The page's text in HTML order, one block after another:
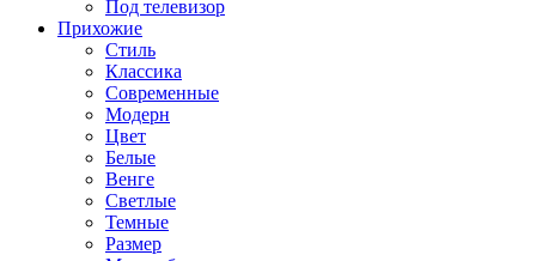
Под телевизор
Прихожие
Стиль
Классика
Современные
Модерн
Цвет
Белые
Венге
Светлые
Темные
Размер